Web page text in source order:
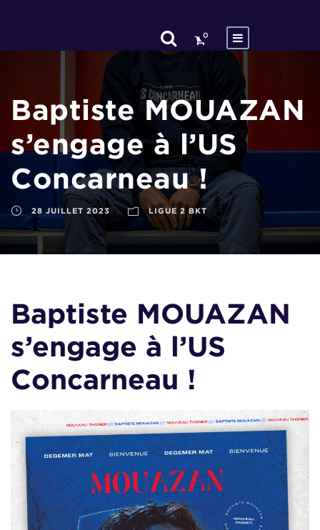
0
Baptiste MOUAZAN
s’engage à l’US
Concarneau !
28 JUILLET 2023 LIGUE 2 BKT
Baptiste MOUAZAN
s’engage à l’US
Concarneau !